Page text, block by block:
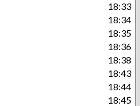
18:33
18:34
18:35
18:36
18:38
18:43
18:44
18:45